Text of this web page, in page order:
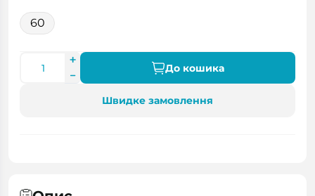
60
До кошика
Швидке замовлення